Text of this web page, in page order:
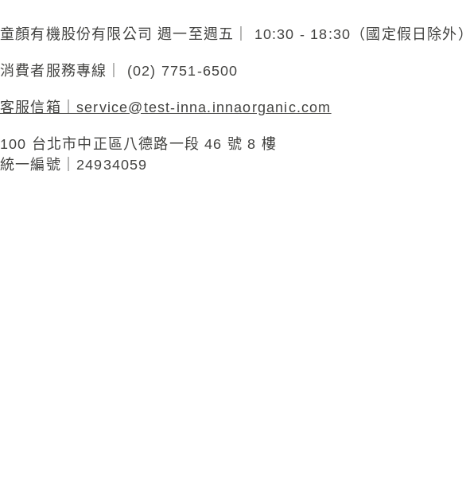
童顏有機股份有限公司 週一至週五｜ 10:30 - 18:30（國定假日除外）
消費者服務專線｜ (02) 7751-6500
客服信箱｜ service@test-inna.innaorganic.com
100 台北市中正區八德路一段 46 號 8 樓
統一編號｜24934059